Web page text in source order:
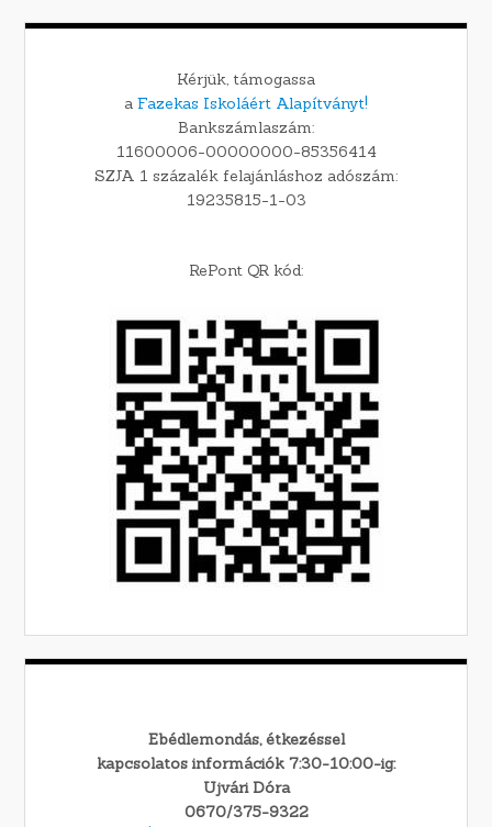
Kérjük, támogassa
a Fazekas Iskoláért Alapítványt!
Bankszámlaszám:
11600006-00000000-85356414
SZJA 1 százalék felajánláshoz adószám:
19235815-1-03
RePont QR kód:
Ebédlemondás, étkezéssel
kapcsolatos információk 7:30-10:00-ig:
Ujvári Dóra
0670/375-9322